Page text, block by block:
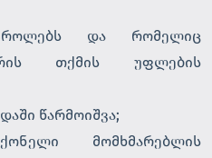
და რომელიც
თქმის უფლების
წარმოიშვა;
მომხმარებლის